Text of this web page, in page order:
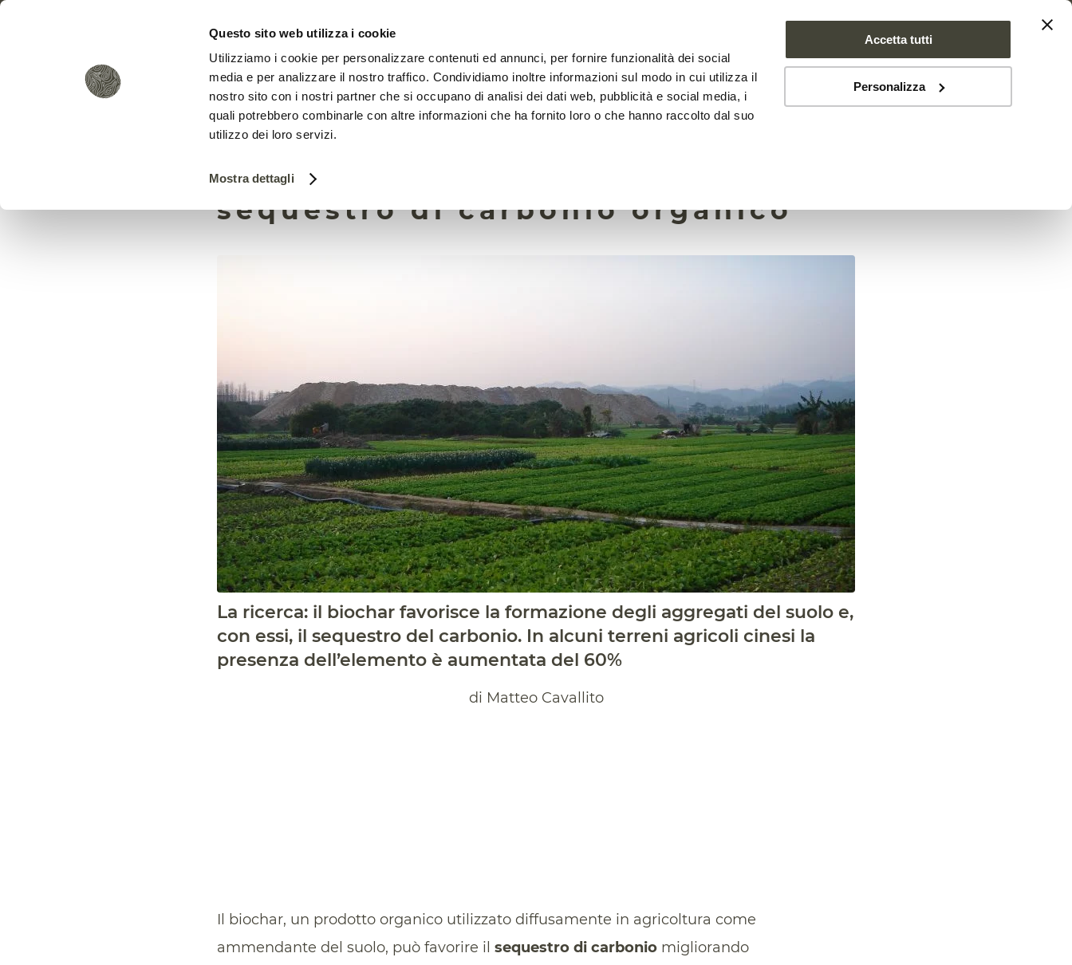
Questo sito web utilizza i cookie
Utilizziamo i cookie per personalizzare contenuti ed annunci, per fornire funzionalità dei social
media e per analizzare il nostro traffico. Condividiamo inoltre informazioni sul modo in cui utilizza il
nostro sito con i nostri partner che si occupano di analisi dei dati web, pubblicità e social media, i
quali potrebbero combinarle con altre informazioni che ha fornito loro o che hanno raccolto dal suo
utilizzo dei loro servizi.
Mostra dettagli
Accetta tutti
Personalizza
LA FONDAZIONE ATTIVITÀ RISORSE LIGHTHOUSE FARMS NEWS CONTATTI
Così il biochar favorisce il
sequestro di carbonio organico
La ricerca: il biochar favorisce la formazione degli aggregati del suolo e,
con essi, il sequestro del carbonio. In alcuni terreni agricoli cinesi la
presenza dell’elemento è aumentata del 60%
di Matteo Cavallito
Il biochar, un prodotto organico utilizzato diffusamente in agricoltura come
ammendante del suolo, può favorire il sequestro di carbonio migliorando